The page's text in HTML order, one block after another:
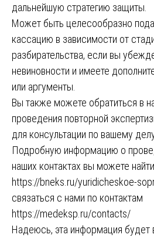
дальнейшую стратегию защиты.
Может быть целесообразно
кассацию в зависимости от
разбирательства, если вы
невиновности и имеете
или аргументы.
Вы также можете обратиться в
проведения повторной
для консультации по вашему
Подробную информацию о
наших контактах вы можете
https://bneks.ru/yuridicheskoe-
связаться с нами по контактам
https://medeksp.ru/contacts/
Надеюсь, эта информация